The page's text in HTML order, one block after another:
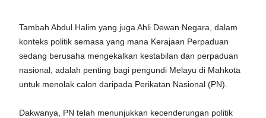
Tambah Abdul Halim yang juga Ahli Dewan Negara, dalam
konteks politik semasa yang mana Kerajaan Perpaduan
sedang berusaha mengekalkan kestabilan dan perpaduan
nasional, adalah penting bagi pengundi Melayu di Mahkota
untuk menolak calon daripada Perikatan Nasional (PN).
Dakwanya, PN telah menunjukkan kecenderungan politik